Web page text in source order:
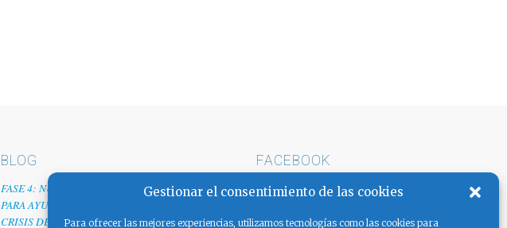
Gestionar el consentimiento de las cookies
Para ofrecer las mejores experiencias, utilizamos tecnologías como las cookies para
BLOG
FASE 4: NUESTRO GRANITO DE ARENA
PARA AYUDAR A EMPRESAS TRAS LA
CRISIS DEL COVID-19
FACEBOOK